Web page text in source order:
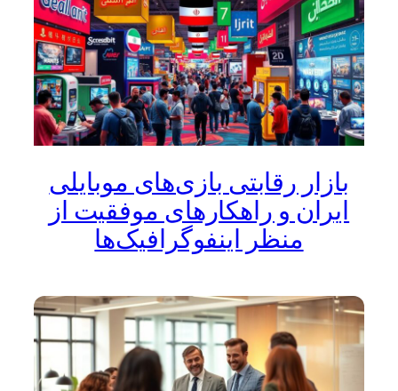
بازار رقابتی بازی‌های موبایلی
ایران و راهکارهای موفقیت از
منظر اینفوگرافیک‌ها